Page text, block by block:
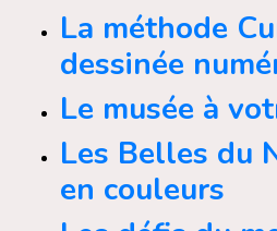
La méthode
dessinée
Le musée à
Les Belles du
en couleurs